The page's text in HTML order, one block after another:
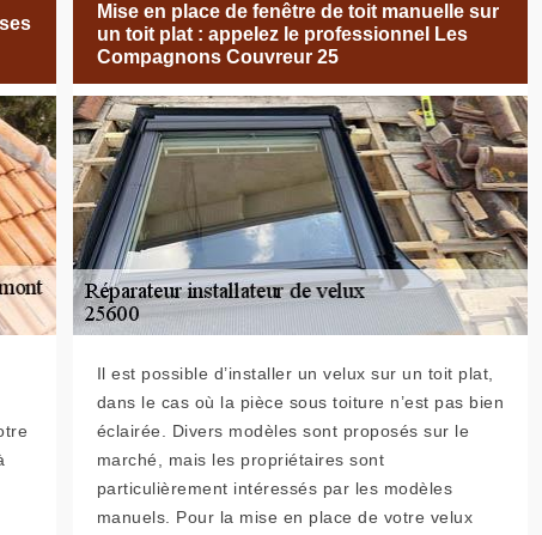
Mise en place de fenêtre de toit manuelle sur
un toit plat : appelez le professionnel Les
Compagnons Couvreur 25
Il est possible d’installer un velux sur un toit plat,
dans le cas où la pièce sous toiture n’est pas bien
éclairée. Divers modèles sont proposés sur le
marché, mais les propriétaires sont
particulièrement intéressés par les modèles
manuels. Pour la mise en place de votre velux